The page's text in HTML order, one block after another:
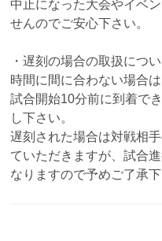
中止になった大会やイベ
せんのでご安心下さい。
・遅刻の場合の取扱につ
時間に間に合わない場合は
試合開始10分前に到着で
し下さい。
遅刻された場合は対戦相
ていただきますが、試合
なりますので予めご了承下